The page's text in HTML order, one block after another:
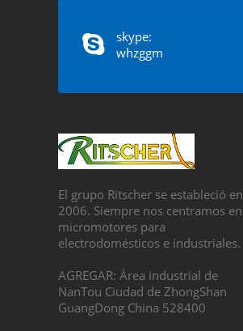
skype:
whzggm
El grupo Ritscher se estableció en
2006. Siempre nos centramos en
micromotores para
electrodomésticos e industriales.
AGREGAR: Área industrial de
NanTou Ciudad de ZhongShan
GuangDong China 528400